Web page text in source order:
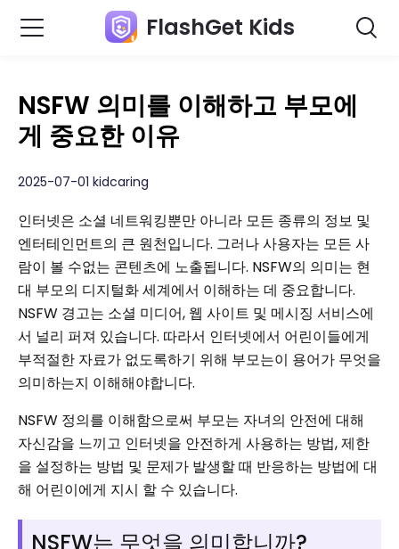
FlashGet Kids
NSFW 의미를 이해하고 부모에
게 중요한 이유
2025-07-01 kidcaring
인터넷은 소셜 네트워킹뿐만 아니라 모든 종류의 정보 및
엔터테인먼트의 큰 원천입니다. 그러나 사용자는 모든 사
람이 볼 수없는 콘텐츠에 노출됩니다. NSFW의 의미는 현
대 부모의 디지털화 세계에서 이해하는 데 중요합니다.
NSFW 경고는 소셜 미디어, 웹 사이트 및 메시징 서비스에
서 널리 퍼져 있습니다. 따라서 인터넷에서 어린이들에게
부적절한 자료가 없도록하기 위해 부모는이 용어가 무엇을
의미하는지 이해해야합니다.
NSFW 정의를 이해함으로써 부모는 자녀의 안전에 대해
자신감을 느끼고 인터넷을 안전하게 사용하는 방법, 제한
을 설정하는 방법 및 문제가 발생할 때 반응하는 방법에 대
해 어린이에게 지시 할 수 있습니다.
NSFW는 무엇을 의미합니까?